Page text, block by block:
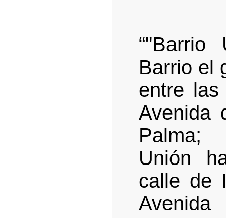
“"Barrio
Barrio el
entre
Avenida
Palma;
Unión
calle de